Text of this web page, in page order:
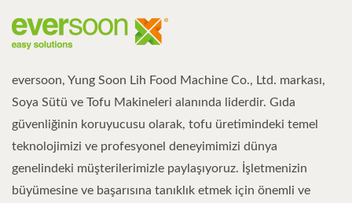
eversoon, Yung Soon Lih Food Machine Co., Ltd. markası,
Soya Sütü ve Tofu Makineleri alanında liderdir. Gıda
güvenliğinin koruyucusu olarak, tofu üretimindeki temel
teknolojimizi ve profesyonel deneyimimizi dünya
genelindeki müşterilerimizle paylaşıyoruz. İşletmenizin
büyümesine ve başarısına tanıklık etmek için önemli ve